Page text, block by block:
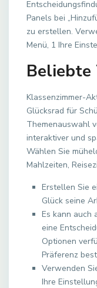
Panels bei
zu erstellen.
Menü, 1 Ihre
Beliebte
Klassenzimmer-
Glücksrad für
Themenauswahl
interaktiver und
Wählen Sie
Mahlzeiten,
Erstellen Sie
Glück seine
Es kann auch
eine
Optionen
Präferenz
Verwenden
Ihre